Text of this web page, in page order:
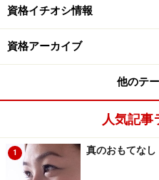
※記事内容は執筆時点のもので
い。
1
資格イチオシ情報
資格アーカイブ
他のテ
人気記事
1 真のおもてなし